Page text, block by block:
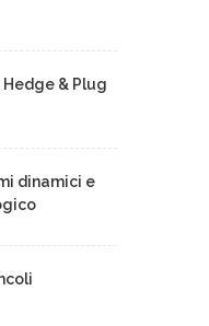
& Plug
dinamici e